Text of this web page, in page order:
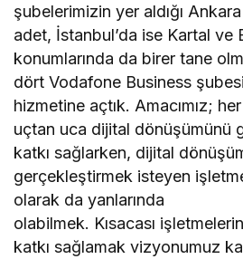
şubelerimizin yer aldığı
adet, İstanbul’da ise Kartal ve
konumlarında da birer tane
dört Vodafone Business
hizmetine açtık. Amacımız;
uçtan uca dijital dönüşümünü
katkı sağlarken, dijital
gerçekleştirmek isteyen
olarak da yanlarında
olabilmek. Kısacası
katkı sağlamak vizyonumuz